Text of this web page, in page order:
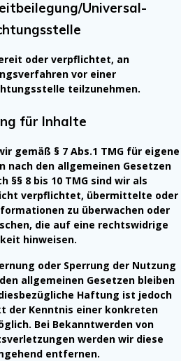
Universal­
oder verpflichtet, an
vor einer
teilzunehmen.
für Inhalte
gemäß § 7 Abs.1 TMG für eigene
nach den allgemeinen Gesetzen
§§ 8 bis 10 TMG sind wir als
verpflichtet, übermittelte oder
zu überwachen oder
die auf eine rechtswidrige
hinweisen.
oder Sperrung der Nutzung
allgemeinen Gesetzen bleiben
Haftung ist jedoch
der Kenntnis einer konkreten
Bei Bekanntwerden von
werden wir diese
entfernen.